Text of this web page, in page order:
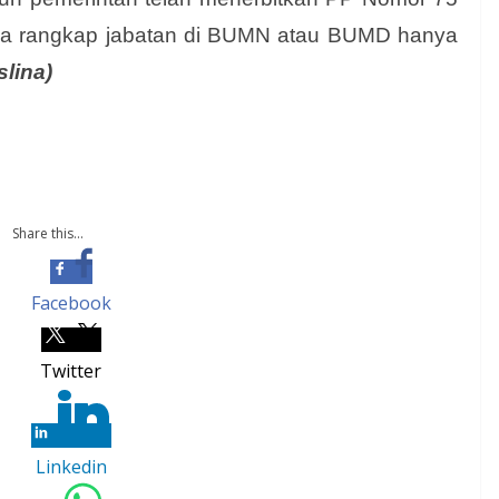
rangkap jabatan di BUMN atau BUMD hanya
Share this...
Facebook
Twitter
Linkedin